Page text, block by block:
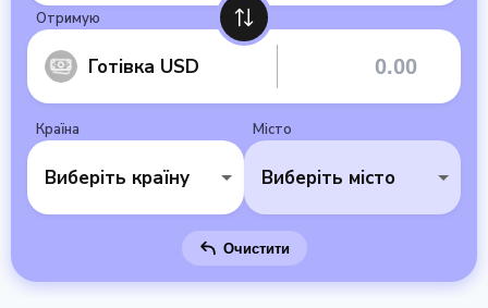
Отримую
Готівка USD
Країна
Виберіть країну
Місто
Виберіть місто
Очистити